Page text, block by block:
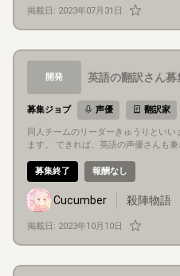
トがしたいので、きゅうりのMMORPGが ビルドできる方、しかも、
Fusionが扱える方を募集したいと思います。 多分、タンク型の
と思います。 ３DモデラーさんやUI、UXグラフィックの方もまだご縁がない
掲載日: 2023年07月31日
開発 英語の翻訳さん募
募集ジョブ 声優 翻訳家
同人チームのリーダーきゅうりといいます。 この度は英語の翻訳
ます。 できれば、英語の声優さんも兼ねれると後々嬉しいです。 ちな、日本
ORPGオンラインゲームを作っていま
で 販売したいです。 ローカライズの関係のシステムで、英語、中国語、日
本語でテキストを切り替えれて、その中 身を生で入れてもらいます。 さ
にver1.00ではわかりませんが、もしかしたら、 AudioClipが
ので、音声テキストのシステム実装するかもしれ
語、中国語の声優さんに、ブラインドや文
テム名などを説明してもらうことを
募集終了 報酬なし
Cucumber 殺陣物語
掲載日: 2023年10月10日